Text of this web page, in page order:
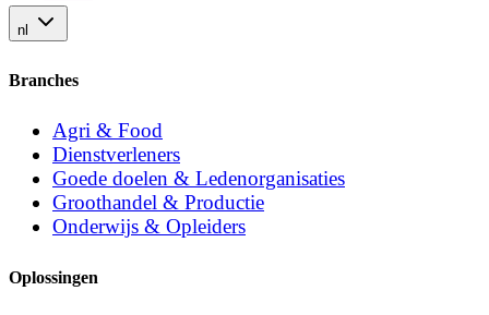
nl
Branches
Agri & Food
Dienstverleners
Goede doelen & Ledenorganisaties
Groothandel & Productie
Onderwijs & Opleiders
Oplossingen